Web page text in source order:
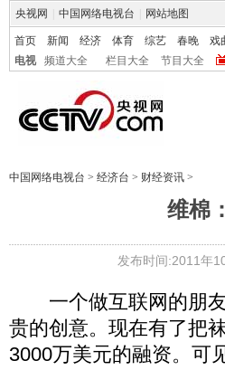
央视网 中国网络电视台 网站地图
首页 新闻 经济 体育 综艺 春晚 戏
电视
频道大全 栏目大全 节目大全
中国网络电视台 > 经济台 > 财经资讯 >
维棉
发布时间:2011年
一个做互联网的朋友
贵的创意。现在有了把
3000万美元的融资。可